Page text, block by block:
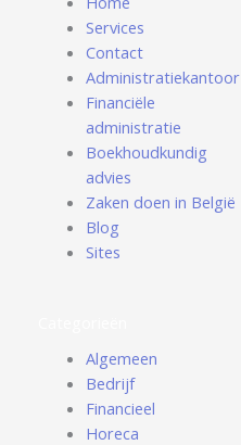
Services
Contact
Administratiekantoor
Financiële
administratie
Boekhoudkundig
advies
Zaken doen in België
Blog
Sites
Algemeen
Bedrijf
Financieel
Horeca